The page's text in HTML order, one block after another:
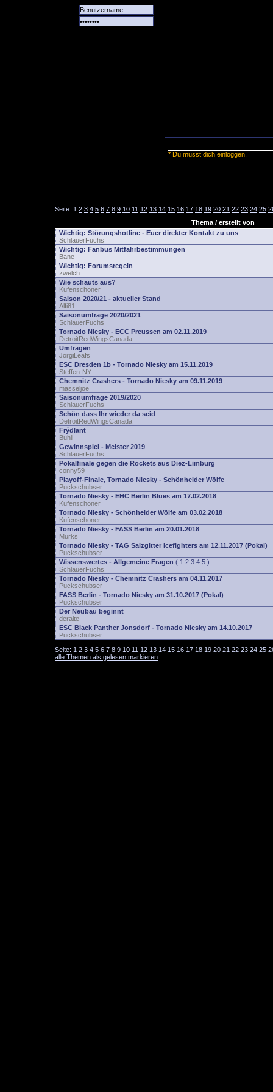
* Du musst dich einloggen.
Seite: 1 2 3 4 5 6 7 8 9 10 11 12 13 14 15 16 17 18 19 20 21 22 23 24 25
Thema / erstellt von
Wichtig: Störungshotline - Euer direkter Kontakt zu uns
SchlauerFuchs
Wichtig: Fanbus Mitfahrbestimmungen
Bane
Wichtig: Forumsregeln
zwelch
Wie schauts aus?
Kufenschoner
Saison 2020/21 - aktueller Stand
Alfi81
Saisonumfrage 2020/2021
SchlauerFuchs
Tornado Niesky - ECC Preussen am 02.11.2019
DetroitRedWingsCanada
Umfragen
JörgiLeafs
ESC Dresden 1b - Tornado Niesky am 15.11.2019
Steffen-NY
Chemnitz Crashers - Tornado Niesky am 09.11.2019
masseljoe
Saisonumfrage 2019/2020
SchlauerFuchs
Schön dass Ihr wieder da seid
DetroitRedWingsCanada
Frýdlant
Buhli
Gewinnspiel - Meister 2019
SchlauerFuchs
Pokalfinale gegen die Rockets aus Diez-Limburg
conny59
Playoff-Finale, Tornado Niesky - Schönheider Wölfe
Puckschubser
Tornado Niesky - EHC Berlin Blues am 17.02.2018
Kufenschoner
Tornado Niesky - Schönheider Wölfe am 03.02.2018
Kufenschoner
Tornado Niesky - FASS Berlin am 20.01.2018
Murks
Tornado Niesky - TAG Salzgitter Icefighters am 12.11.2017 (Pokal)
Puckschubser
Wissenswertes - Allgemeine Fragen ( 1 2 3 4 5 )
SchlauerFuchs
Tornado Niesky - Chemnitz Crashers am 04.11.2017
Puckschubser
FASS Berlin - Tornado Niesky am 31.10.2017 (Pokal)
Puckschubser
Der Neubau beginnt
deralte
ESC Black Panther Jonsdorf - Tornado Niesky am 14.10.2017
Puckschubser
Seite: 1 2 3 4 5 6 7 8 9 10 11 12 13 14 15 16 17 18 19 20 21 22 23 24 25
alle Themen als gelesen markieren